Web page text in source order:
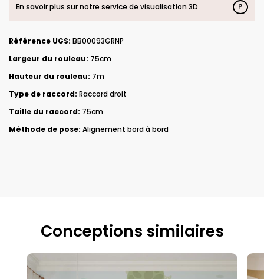
En savoir plus sur notre service de visualisation 3D ?
Référence UGS: BB00093GRNP
Largeur du rouleau: 75cm
Hauteur du rouleau: 7m
Type de raccord: Raccord droit
Taille du raccord: 75cm
Méthode de pose: Alignement bord à bord
Conceptions similaires